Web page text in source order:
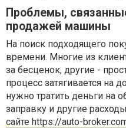
Проблемы,
продажей машины
На поиск подходящего
времени. Многие из
за бесценок, другие -
процесс затягивается на
нужно тратить деньги на
заправку и другие
сайте https://auto-